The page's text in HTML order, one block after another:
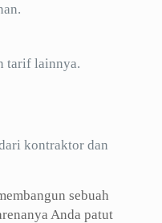
tarif lainnya.
kontraktor dan
sebuah
Anda patut